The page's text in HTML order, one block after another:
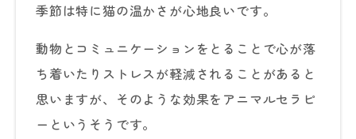
季節は特に猫の温かさが心地良いです。
動物とコミュニケーションをとることで心が落
ち着いたりストレスが軽減されることがあると
思いますが、そのような効果をアニマルセラピ
ーというそうです。